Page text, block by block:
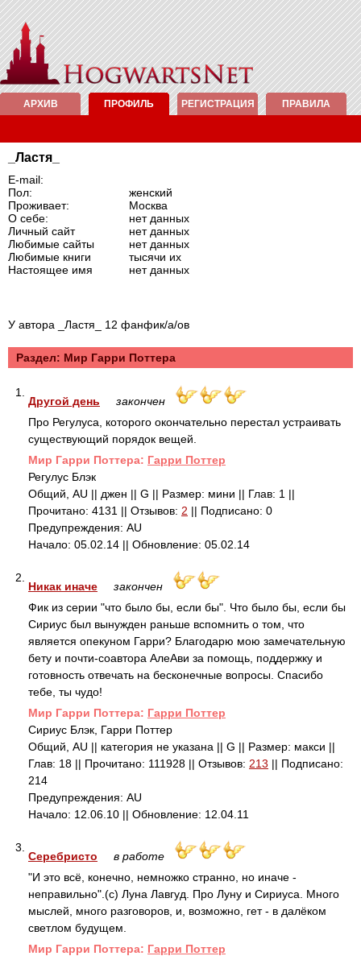
АРХИВ ПРОФИЛЬ РЕГИСТРАЦИЯ ПРАВИЛА
_Ластя_
E-mail:
Пол:
женский
Проживает:
Москва
О себе:
нет данных
Личный сайт
нет данных
Любимые сайты
нет данных
Любимые книги
тысячи их
Настоящее имя
нет данных
У автора _Ластя_ 12 фанфик/а/ов
Раздел: Mир Гарри Поттера
1.
Другой день
закончен
Про Регулуса, которого окончательно перестал устраивать
существующий порядок вещей.
Mир Гарри Поттера: Гарри Поттер
Регулус Блэк
Общий, AU || джен || G || Размер: мини || Глав: 1 ||
Прочитано: 4131 || Отзывов: 2 || Подписано: 0
Предупреждения: AU
Начало: 05.02.14 || Обновление: 05.02.14
2.
Никак иначе
закончен
Фик из серии "что было бы, если бы". Что было бы, если бы
Сириус был вынужден раньше вспомнить о том, что
является опекуном Гарри? Благодарю мою замечательную
бету и почти-соавтора АлеАви за помощь, поддержку и
готовность отвечать на бесконечные вопросы. Спасибо
тебе, ты чудо!
Mир Гарри Поттера: Гарри Поттер
Сириус Блэк, Гарри Поттер
Общий, AU || категория не указана || G || Размер: макси ||
Глав: 18 || Прочитано: 111928 || Отзывов: 213 || Подписано:
214
Предупреждения: AU
Начало: 12.06.10 || Обновление: 12.04.11
3.
Серебристо
в работе
"И это всё, конечно, немножко странно, но иначе -
неправильно".(с) Луна Лавгуд. Про Луну и Сириуса. Много
мыслей, много разговоров, и, возможно, гет - в далёком
светлом будущем.
Mир Гарри Поттера: Гарри Поттер